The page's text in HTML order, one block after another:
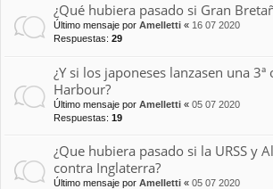
¿Qué hubiera pasado si Gran
Último mensaje por Amelletti « 16 07 2020
Respuestas: 29
¿Y si los japoneses lanzasen una 3ª
Harbour?
Último mensaje por Amelletti « 05 07 2020
Respuestas: 19
¿Que hubiera pasado si la URSS y
contra Inglaterra?
Último mensaje por Amelletti « 05 07 2020